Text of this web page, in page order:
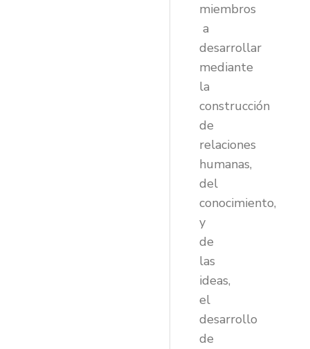
miembros
a
desarrollar
mediante
la
construcción
de
relaciones
humanas,
del
conocimiento,
y
de
las
ideas,
el
desarrollo
de